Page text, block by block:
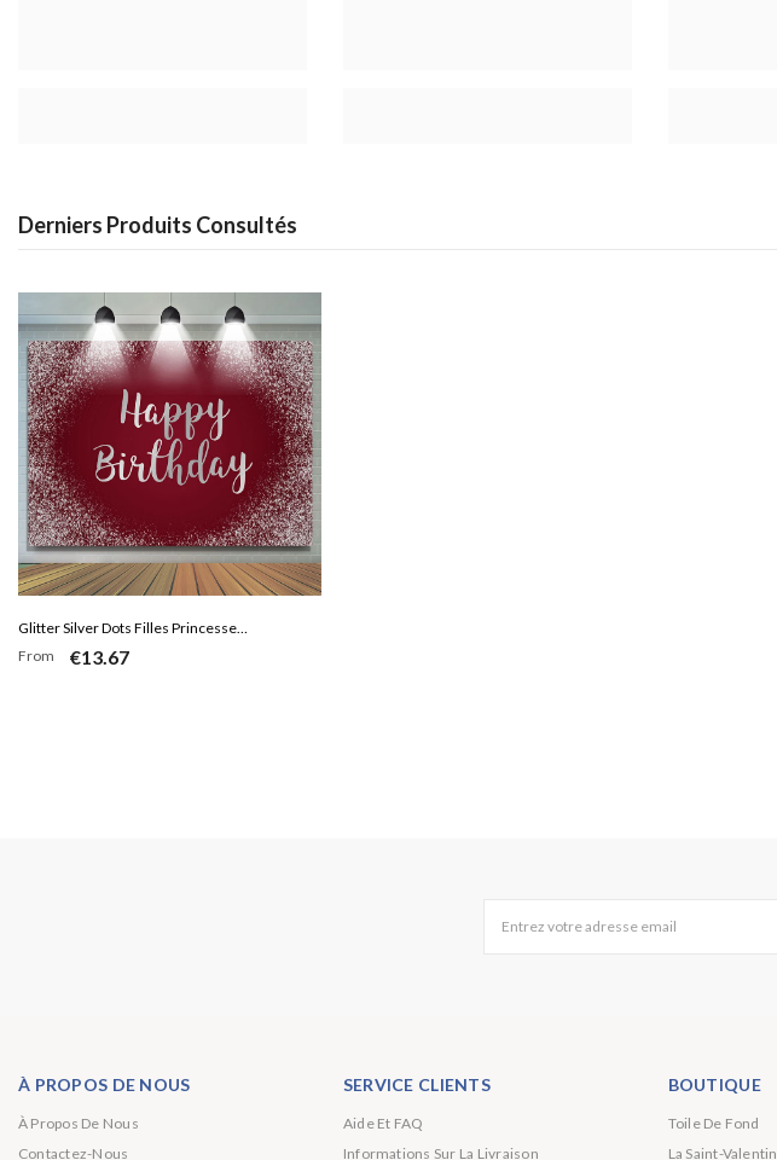
Derniers Produits Consultés
Glitter Silver Dots Filles Princesse
Anniversaire Toile de Fond
From €13.67
Entrez votre adresse email
À PROPOS DE NOUS
À Propos De Nous
Contactez-Nous
SERVICE CLIENTS
Aide Et FAQ
Informations Sur La Livraison
BOUTIQUE
Toile De Fond
La Saint-Valentin